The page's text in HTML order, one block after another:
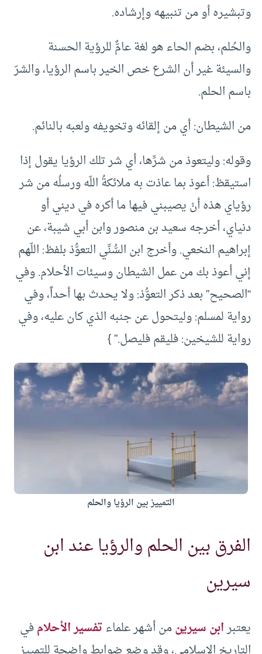
وتبشيره أو من تنبيهه وإرشاده.
والحُلم، بضم الحاء هو لغة عامٌّ للرؤية الحسنة
والسيئة غير أن الشرع خص الخير باسم الرؤيا، والشرّ
باسم الحلم.
من الشيطان: أي من إلقائه وتخويفه ولعبه بالنائم.
وقوله: وليتعوذ من شرِّها، أي شر تلك الرؤيا يقول إذا
استيقظ: أعوذ بما عاذت به ملائكةُ اللّه ورسلُه من شر
رؤياي هذه أنْ يصيبني فيها ما أكره في ديني أو
دنياي، أخرجه سعيد بن منصور وابن أبي شيبة، عن
إبراهيم النخعي. وأخرج ابن السُّنِّي التعوُّذ بلفظ: اللّهم
إني أعوذ بك من عمل الشيطان وسيئات الأحلام. وفي
“الصحيح” بعد ذكر التعوُّذ: ولا يحدث بها أحداً، وفي
رواية لمسلم: وليتحول عن جنبه الذي كان عليه، وفي
رواية للشيخين: فليقم فليصل.” }
التمييز بين الرؤيا والحلم
الفرق بين الحلم والرؤيا عند ابن
سيرين
يعتبرابن سيرينمن أشهر علماءتفسير الأحلامفي